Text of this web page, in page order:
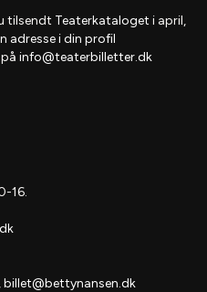
tilsendt Teaterkataloget i april,
adresse i din profil
info@teaterbilletter.dk
16.
billet@bettynansen.dk